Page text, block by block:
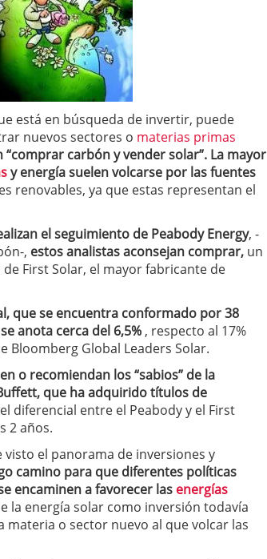
2025
de venta? 3 de octubre de 2025
está en búsqueda de invertir, puede
nuevos sectores o materias primas
“comprar carbón y vender solar”. La mayor
y energía suelen volcarse por las fuentes
renovables, ya que estas representan el
el seguimiento de Peabody Energy, -
, estos analistas aconsejan comprar, un
First Solar, el mayor fabricante de
que se encuentra conformado por 38
anota cerca del 6,5% , respecto al 17%
Bloomberg Global Leaders Solar.
o recomiendan los “sabios” de la
que ha adquirido títulos de
diferencial entre el Peabody y el First
2 años.
el panorama de inversiones y
camino para que diferentes políticas
encaminen a favorecer las energías
la energía solar como inversión todavía
o sector nuevo al que volcar las